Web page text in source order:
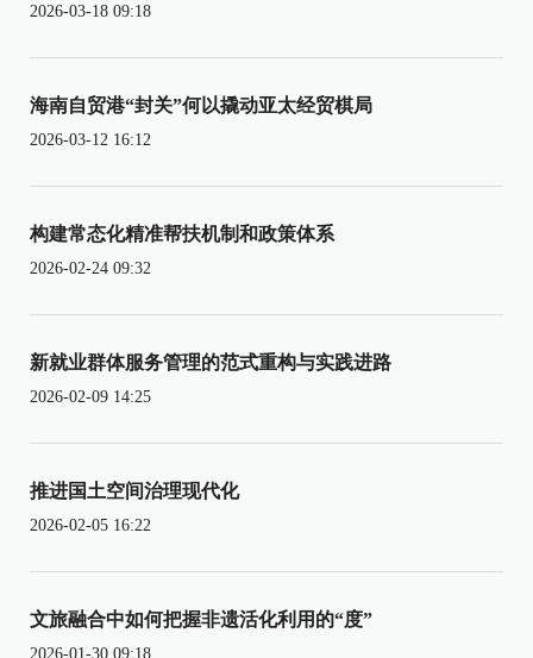
2026-03-18 09:18
海南自贸港“封关”何以撬动亚太经贸棋局
2026-03-12 16:12
构建常态化精准帮扶机制和政策体系
2026-02-24 09:32
新就业群体服务管理的范式重构与实践进路
2026-02-09 14:25
推进国土空间治理现代化
2026-02-05 16:22
文旅融合中如何把握非遗活化利用的“度”
2026-01-30 09:18